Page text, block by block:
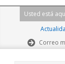
Navigation
Usted está
Correo